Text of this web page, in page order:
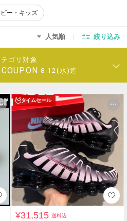
ー・キッズ
人気順 絞り込み
ゴリ対象
COUPON 8.12(水)迄
タイムセール
¥31,515送料込